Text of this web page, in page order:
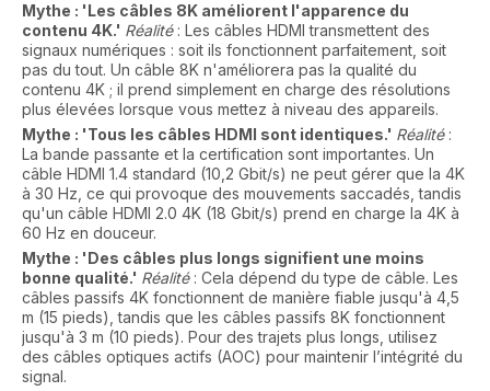
Mythe : 'Les câbles 8K améliorent l'apparence du
contenu 4K.' Réalité: Les câbles HDMI transmettent des
signaux numériques : soit ils fonctionnent parfaitement, soit
pas du tout. Un câble 8K n'améliorera pas la qualité du
contenu 4K ; il prend simplement en charge des résolutions
plus élevées lorsque vous mettez à niveau des appareils.
Mythe : 'Tous les câbles HDMI sont identiques.' Réalité:
La bande passante et la certification sont importantes. Un
câble HDMI 1.4 standard (10,2 Gbit/s) ne peut gérer que la 4K
à 30 Hz, ce qui provoque des mouvements saccadés, tandis
qu'un câble HDMI 2.0 4K (18 Gbit/s) prend en charge la 4K à
60 Hz en douceur.
Mythe : 'Des câbles plus longs signifient une moins
bonne qualité.' Réalité: Cela dépend du type de câble. Les
câbles passifs 4K fonctionnent de manière fiable jusqu'à 4,5
m (15 pieds), tandis que les câbles passifs 8K fonctionnent
jusqu'à 3 m (10 pieds). Pour des trajets plus longs, utilisez
des câbles optiques actifs (AOC) pour maintenir l’intégrité du
signal.